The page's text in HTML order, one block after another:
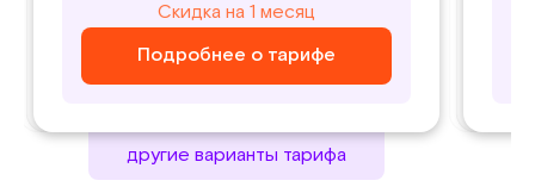
Скидка на 1 месяц
Подробнее о тарифе
Скидка на 1 месяц
Подробнее о тарифе
₽/ месяц
Подробнее о тарифе
₽/ месяц
Подробнее о тарифе
другие варианты тарифа